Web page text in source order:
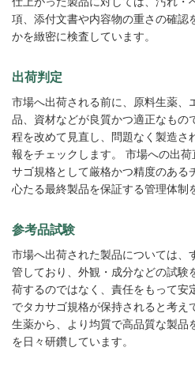
項、添付文書や内容物の重さの確認
かを緻密に検査しています。
出荷判定
市場へ出荷される前に、原料生薬、
品、資材などが良質かつ適正なもの
程を改めて見直し、問題なく製造さ
報をチェックします。 市場への出
サゴ規格として厳格かつ精度のある
心たる最終製品を保証する管理体制
参考品試験
市場へ出荷された製品については、
管しており、外観・成分などの試験
荷するのではなく、責任をもって安
でタカサゴ規格が保持されると考え
生薬から、より均質で高品質な製品
を日々研鑽しています。